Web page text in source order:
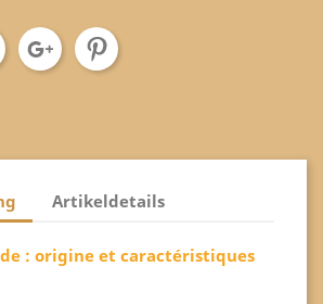
Artikeldetails
: origine et caractéristiques